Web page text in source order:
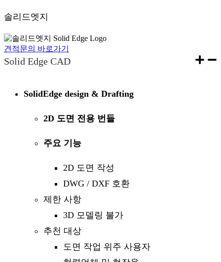
솔리드엣지
견적문의 바로가기
Solid Edge CAD
SolidEdge design & Drafting
2D 도면 전용 번들
주요 기능
2D 도면 작성
DWG / DXF 호환
제한 사항
3D 모델링 불가
추천 대상
도면 작업 위주 사용자